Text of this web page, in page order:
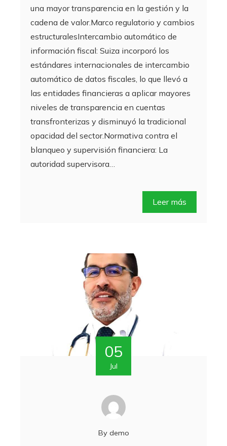
una mayor transparencia en la gestión y la
cadena de valor.Marco regulatorio y cambios
estructuralesIntercambio automático de
información fiscal: Suiza incorporó los
estándares internacionales de intercambio
automático de datos fiscales, lo que llevó a
las entidades financieras a aplicar mayores
niveles de transparencia en cuentas
transfronterizas y disminuyó la tradicional
opacidad del sector.Normativa contra el
blanqueo y supervisión financiera: La
autoridad supervisora…
Leer más
05
Jul
By demo